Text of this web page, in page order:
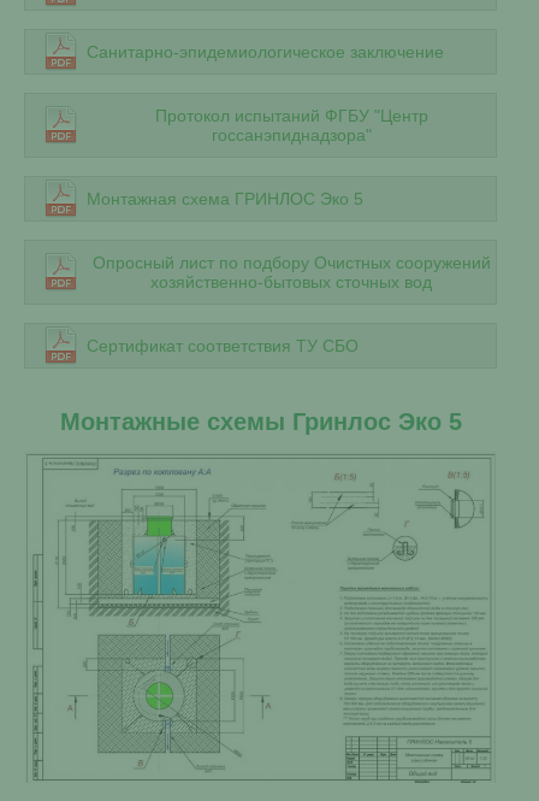
Санитарно-эпидемиологическое заключение
Протокол испытаний ФГБУ "Центр
госсанэпиднадзора"
Монтажная схема ГРИНЛОС Эко 5
Опросный лист по подбору Очистных сооружений
хозяйственно-бытовых сточных вод
Сертификат соответствия ТУ СБО
Монтажные схемы Гринлос Эко 5